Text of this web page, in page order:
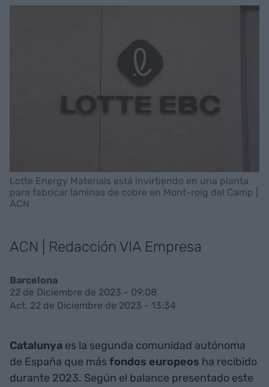
Lotte Energy Materials está invirtiendo en una planta
para fabricar láminas de cobre en Mont-roig del Camp |
ACN
ACN | Redacción VIA Empresa
Barcelona
22 de Diciembre de 2023 - 09:08
Act. 22 de Diciembre de 2023 - 13:34
Catalunya es la segunda comunidad autónoma
de España que másfondos europeos ha recibido
durante 2023. Según el balance presentado este